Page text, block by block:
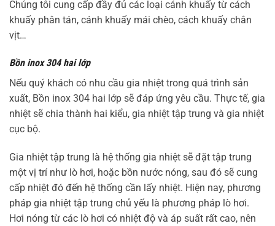
Chúng tôi cung cấp đầy đủ các loại cánh khuấy từ cách
khuấy phân tán, cánh khuấy mái chèo, cách khuấy chân
vịt…
Bồn inox 304 hai lớp
Nếu quý khách có nhu cầu gia nhiệt trong quá trình sản
xuất, Bồn inox 304 hai lớp sẽ đáp ứng yêu cầu. Thực tế, gia
nhiệt sẽ chia thành hai kiểu, gia nhiệt tập trung và gia nhiệt
cục bộ.
Gia nhiệt tập trung là hệ thống gia nhiệt sẽ đặt tập trung
một vị trí như lò hơi, hoặc bồn nước nóng, sau đó sẽ cung
cấp nhiệt đó đến hệ thống cần lấy nhiệt. Hiện nay, phương
pháp gia nhiệt tập trung chủ yếu là phương pháp lò hơi.
Hơi nóng từ các lò hơi có nhiệt độ và áp suất rất cao, nên